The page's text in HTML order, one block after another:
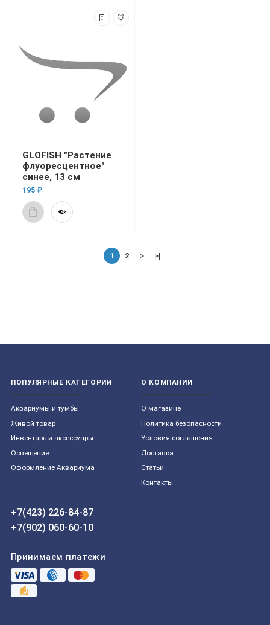
GLOFISH "Растение
флуоресцентное"
синее, 13 см
195 ₽
1 2 > >|
ПОПУЛЯРНЫЕ КАТЕГОРИИ
Aквариумы и тумбы
Живой товар
Инвентарь и аксессуары
Освещение
Оформление Аквариума
О КОМПАНИИ
О магазине
Политика безопасности
Условия соглашения
Доставка
Статьи
Контакты
+7(423) 226-84-87
+7(902) 060-60-10
Принимаем платежи